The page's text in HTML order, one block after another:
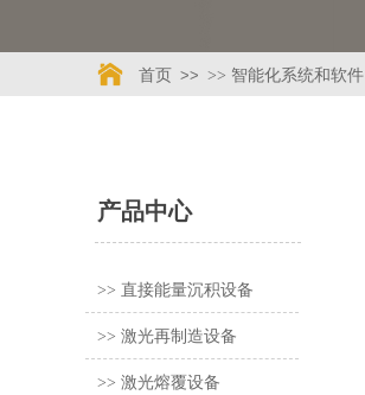
首页 >> >> 智能化系统和软件
产品中心
>> 直接能量沉积设备
>> 激光再制造设备
>> 激光熔覆设备